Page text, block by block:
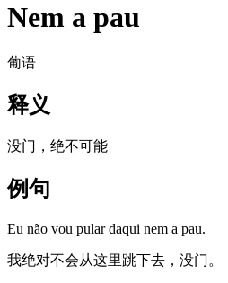
Nem a pau
葡语
释义
没门，绝不可能
例句
Eu não vou pular daqui nem a pau.
我绝对不会从这里跳下去，没门。